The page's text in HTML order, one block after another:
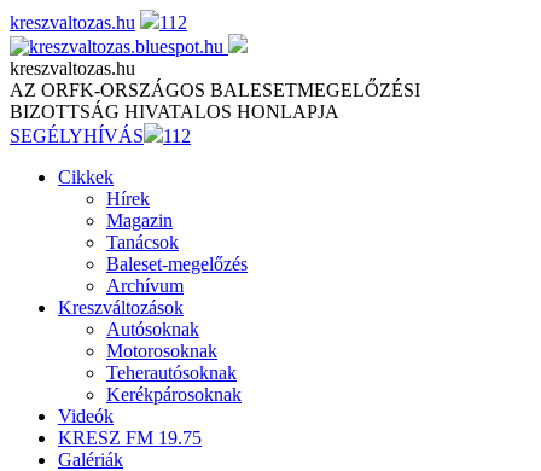
Skip
to
content
kreszvaltozas.hu 112
kreszvaltozas.hu
AZ ORFK-ORSZÁGOS BALESETMEGELŐZÉSI
BIZOTTSÁG HIVATALOS HONLAPJA
SEGÉLYHÍVÁS
112
Cikkek
Hírek
Magazin
Tanácsok
Baleset-megelőzés
Archívum
Kreszváltozások
Autósoknak
Motorosoknak
Teherautósoknak
Kerékpárosoknak
Videók
KRESZ FM 19.75
Galériák